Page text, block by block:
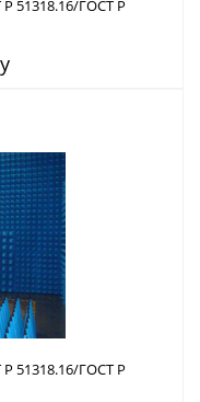
51318.16/ГОСТ Р
51318.16/ГОСТ Р